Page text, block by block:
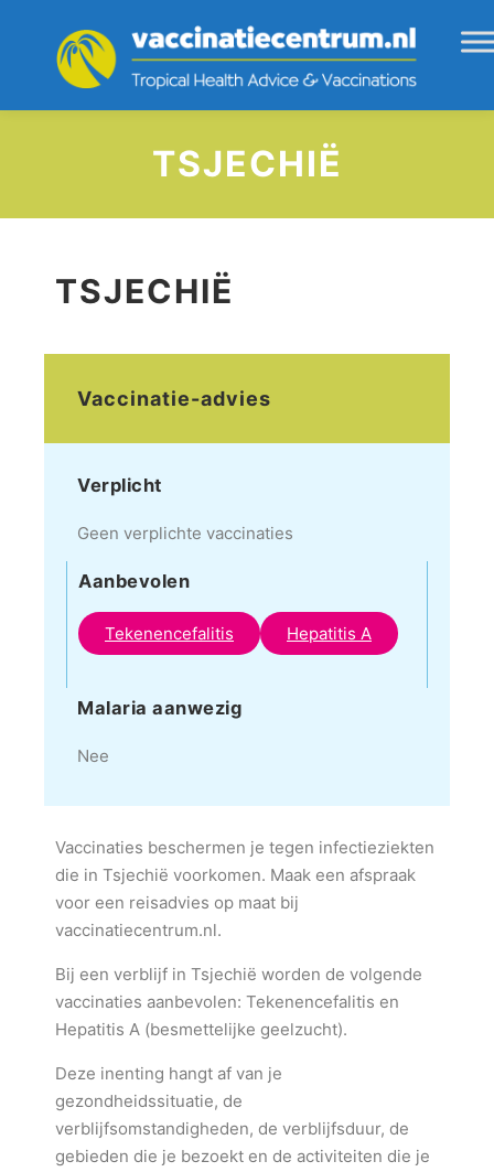
TSJECHIË
TSJECHIË
Vaccinatie-advies
Verplicht
Geen verplichte vaccinaties
Aanbevolen
Tekenencefalitis Hepatitis A
Malaria aanwezig
Nee
Vaccinaties beschermen je tegen infectieziekten
die in Tsjechië voorkomen. Maak een afspraak
voor een reisadvies op maat bij
vaccinatiecentrum.nl.
Bij een verblijf in Tsjechië worden de volgende
vaccinaties aanbevolen: Tekenencefalitis en
Hepatitis A (besmettelijke geelzucht).
Deze inenting hangt af van je
gezondheidssituatie, de
verblijfsomstandigheden, de verblijfsduur, de
gebieden die je bezoekt en de activiteiten die je